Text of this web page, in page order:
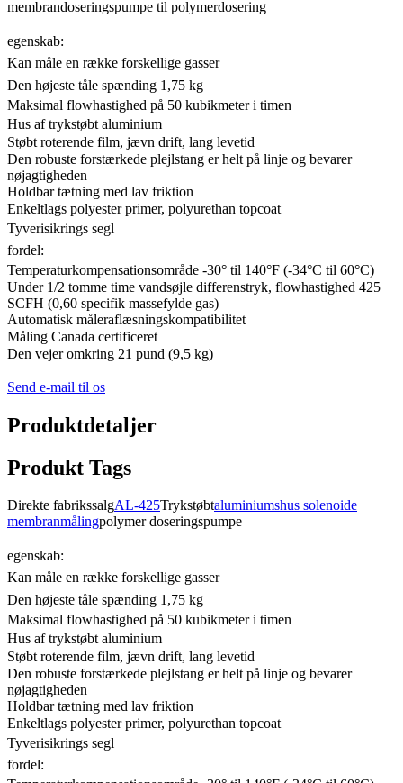
membrandoseringspumpe til polymerdosering
egenskab:
Kan måle en række forskellige gasser
Den højeste tåle spænding 1,75 kg
Maksimal flowhastighed på 50 kubikmeter i timen
Hus af trykstøbt aluminium
Støbt roterende film, jævn drift, lang levetid
Den robuste forstærkede plejlstang er helt på linje og bevarer
nøjagtigheden
Holdbar tætning med lav friktion
Enkeltlags polyester primer, polyurethan topcoat
Tyverisikrings segl
fordel:
Temperaturkompensationsområde -30° til 140°F (-34°C til 60°C)
Under 1/2 tomme time vandsøjle differenstryk, flowhastighed 425
SCFH (0,60 specifik massefylde gas)
Automatisk måleraflæsningskompatibilitet
Måling Canada certificeret
Den vejer omkring 21 pund (9,5 kg)
Send e-mail til os
Produktdetaljer
Produkt Tags
Direkte fabrikssalgAL-425Trykstøbtaluminiumshus solenoide
membranmålingpolymer doseringspumpe
egenskab:
Kan måle en række forskellige gasser
Den højeste tåle spænding 1,75 kg
Maksimal flowhastighed på 50 kubikmeter i timen
Hus af trykstøbt aluminium
Støbt roterende film, jævn drift, lang levetid
Den robuste forstærkede plejlstang er helt på linje og bevarer
nøjagtigheden
Holdbar tætning med lav friktion
Enkeltlags polyester primer, polyurethan topcoat
Tyverisikrings segl
fordel: